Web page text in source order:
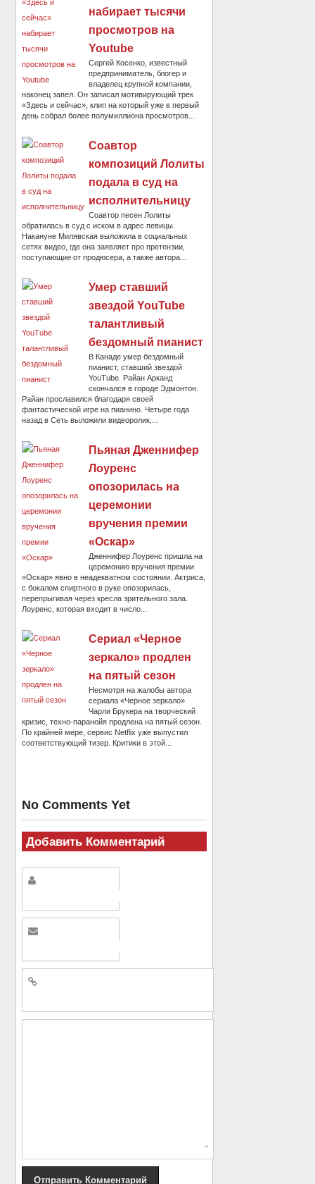
набирает тысячи
просмотров на
Youtube
Сергей Косенко, известный
предприниматель, блогер и
владелец крупной компании,
наконец запел. Он записал мотивирующий трек
«Здесь и сейчас», клип на который уже в первый
день собрал более полумиллиона просмотров...
Соавтор
композиций Лолиты
подала в суд на
исполнительницу
Соавтор песен Лолиты
обратилась в суд с иском в адрес певицы.
Накануне Милявская выложила в социальных
сетях видео, где она заявляет про претензии,
поступающие от продюсера, а также автора...
Умер ставший
звездой YouTube
талантливый
бездомный пианист
В Канаде умер бездомный
пианист, ставший звездой
YouTube. Райан Арканд
скончался в городе Эдмонтон.
Райан прославился благодаря своей
фантастической игре на пианино. Четыре года
назад в Сеть выложили видеоролик,...
Пьяная Дженнифер
Лоуренс
опозорилась на
церемонии
вручения премии
«Оскар»
Дженнифер Лоуренс пришла на
церемонию вручения премии
«Оскар» явно в неадекватном состоянии. Актриса,
с бокалом спиртного в руке опозорилась,
перепрыгивая через кресла зрительного зала.
Лоуренс, которая входит в число...
Сериал «Черное
зеркало» продлен
на пятый сезон
Несмотря на жалобы автора
сериала «Черное зеркало»
Чарли Брукера на творческий
кризис, техно-паранойя продлена на пятый сезон.
По крайней мере, сервис Netflix уже выпустил
соответствующий тизер. Критики в этой...
No Comments Yet
Добавить Комментарий